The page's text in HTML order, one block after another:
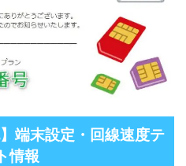
端末設定・回線速度テ
情報